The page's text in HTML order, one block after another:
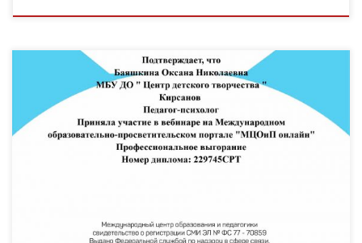
Педагог-психолог МБУ ДО «Центр детского творчества»
Баяшкина О.Н. 15 июня 2022 приняла участие в вебинаре на
Международном образовательно-просветительском портале